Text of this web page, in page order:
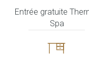
Entrée gratuite
Spa